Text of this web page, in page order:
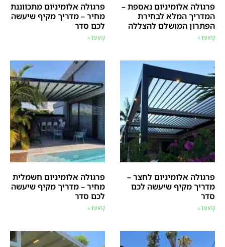
פרגולה אלומיניום נאספת –
המדריך המלא לבחירת
הפתרון המושלם להצללה
קרא עוד »
פרגולה אלומיניום מתכווננת
מחיר – מדריך מקיף שיעשה
לכם סדר
קרא עוד »
פרגולה אלומיניום לחצר –
מדריך מקיף שיעשה לכם
סדר
קרא עוד »
פרגולה אלומיניום חשמלית
מחיר – מדריך מקיף שיעשה
לכם סדר
קרא עוד »